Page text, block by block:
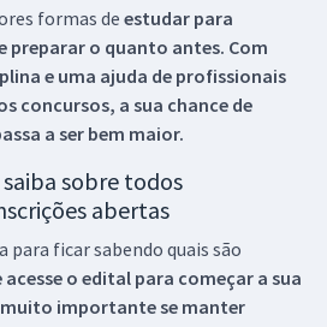
formas de estudar para
preparar o quanto antes. Com
e uma ajuda de profissionais
concursos, a sua chance de
a ser bem maior.
sobre todos
abertas
para ficar sabendo quais são
o edital para começar a sua
importante se manter